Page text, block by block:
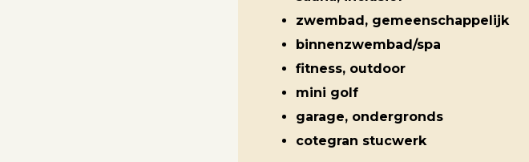
zwembad, gemeenschappelijk
binnenzwembad/spa
fitness, outdoor
mini golf
garage, ondergronds
cotegran stucwerk